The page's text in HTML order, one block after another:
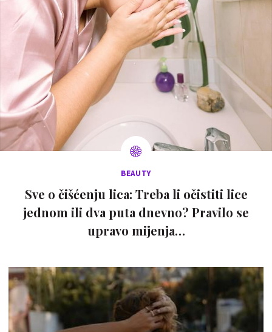
BEAUTY
Sve o čišćenju lica: Treba li očistiti lice
jednom ili dva puta dnevno? Pravilo se
upravo mijenja…